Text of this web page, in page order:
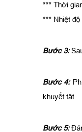
*** Thời
*** Nhiệt độ
Bước 3:
Bước 4:
khuyết tật.
Bước 5: